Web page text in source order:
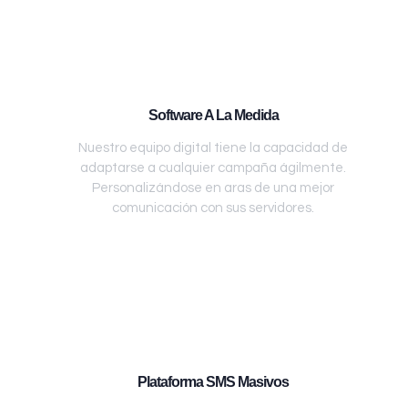
Software A La Medida
Nuestro equipo digital tiene la capacidad de
adaptarse a cualquier campaña ágilmente.
Personalizándose en aras de una mejor
comunicación con sus servidores.
Plataforma SMS Masivos